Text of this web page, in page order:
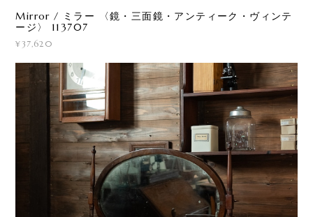
Mirror / ミラー 〈鏡・三面鏡・アンティーク・ヴィンテ
ージ〉 113707
¥37,620